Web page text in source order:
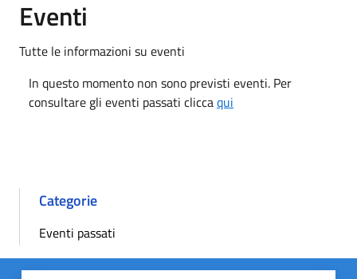
Eventi
Tutte le informazioni su eventi
In questo momento non sono previsti eventi. Per
consultare gli eventi passati cliccaqui
Categorie
Eventi passati